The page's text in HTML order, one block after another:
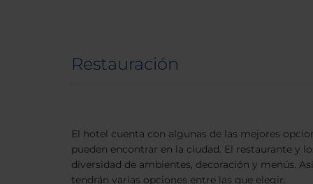
Restauración
El hotel cuenta con algunas de las mejores
pueden encontrar en la ciudad. El restaurante y
diversidad de ambientes, decoración y menús.
tendrán varias opciones entre las que elegir.